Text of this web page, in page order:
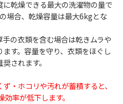
乾燥できる最大の洗濯物の量で
場合、乾燥容量は最大6kgとな
の衣類を含む場合は乾きムラや
す。容量を守り、衣類をほぐし
されます。
・ホコリや汚れが蓄積すると、
率が低下します。